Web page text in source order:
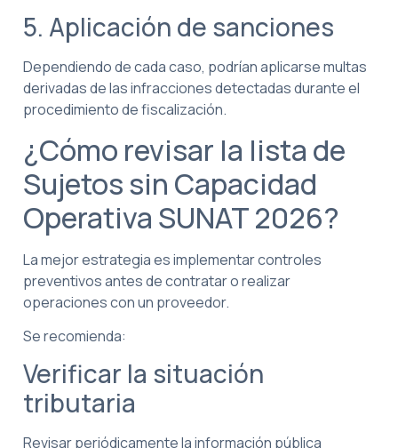
5. Aplicación de sanciones
Dependiendo de cada caso, podrían aplicarse multas
derivadas de las infracciones detectadas durante el
procedimiento de fiscalización.
¿Cómo revisar la lista de
Sujetos sin Capacidad
Operativa SUNAT 2026?
La mejor estrategia es implementar controles
preventivos antes de contratar o realizar
operaciones con un proveedor.
Se recomienda:
Verificar la situación
tributaria
Revisar periódicamente la información pública